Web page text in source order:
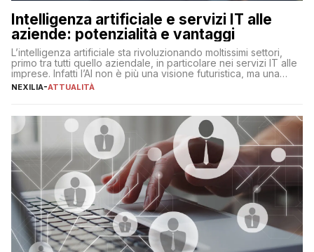
Intelligenza artificiale e servizi IT alle
aziende: potenzialità e vantaggi
L’intelligenza artificiale sta rivoluzionando moltissimi settori,
primo tra tutti quello aziendale, in particolare nei servizi IT alle
imprese. Infatti l’AI non è più una visione futuristica, ma una
realtà operativa che sta portando a un cambio significativo in
operazioni, bensì comporta […]
NEXILIA-ATTUALITÀ